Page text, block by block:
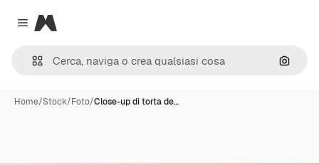
Close menu
Magnific
Cerca
Home/Stock/Foto/Close-up di torta de…